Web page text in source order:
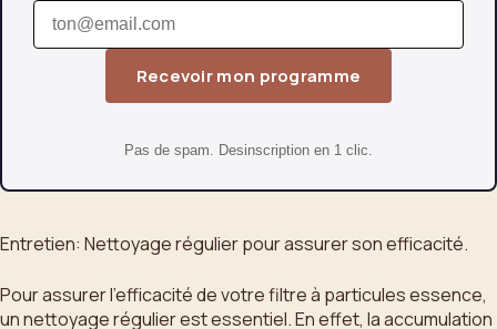
Recevoir mon programme
Pas de spam. Desinscription en 1 clic.
Entretien: Nettoyage régulier pour assurer son efficacité.
Pour assurer l’efficacité de votre filtre à particules essence,
un nettoyage régulier est essentiel. En effet, la accumulation